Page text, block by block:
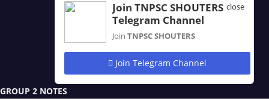
GROUP 2 NOTES
close
Join TNPSC SHOUTERS
Telegram Channel
Join TNPSC SHOUTERS
Join Telegram Channel